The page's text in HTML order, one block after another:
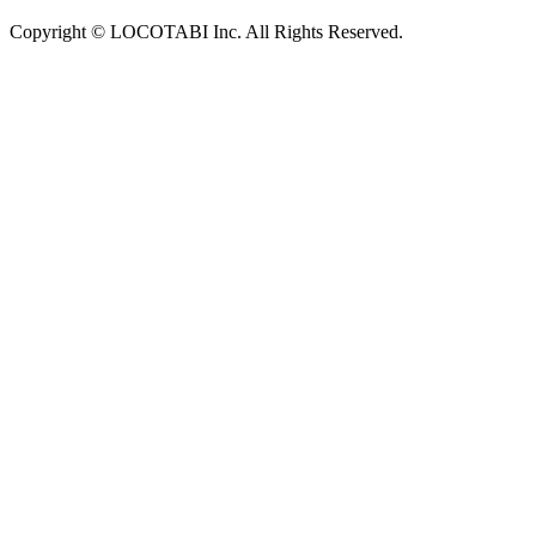
Copyright © LOCOTABI Inc. All Rights Reserved.